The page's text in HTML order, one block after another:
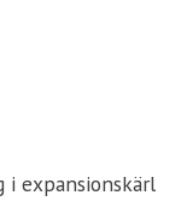
i expansionskärl